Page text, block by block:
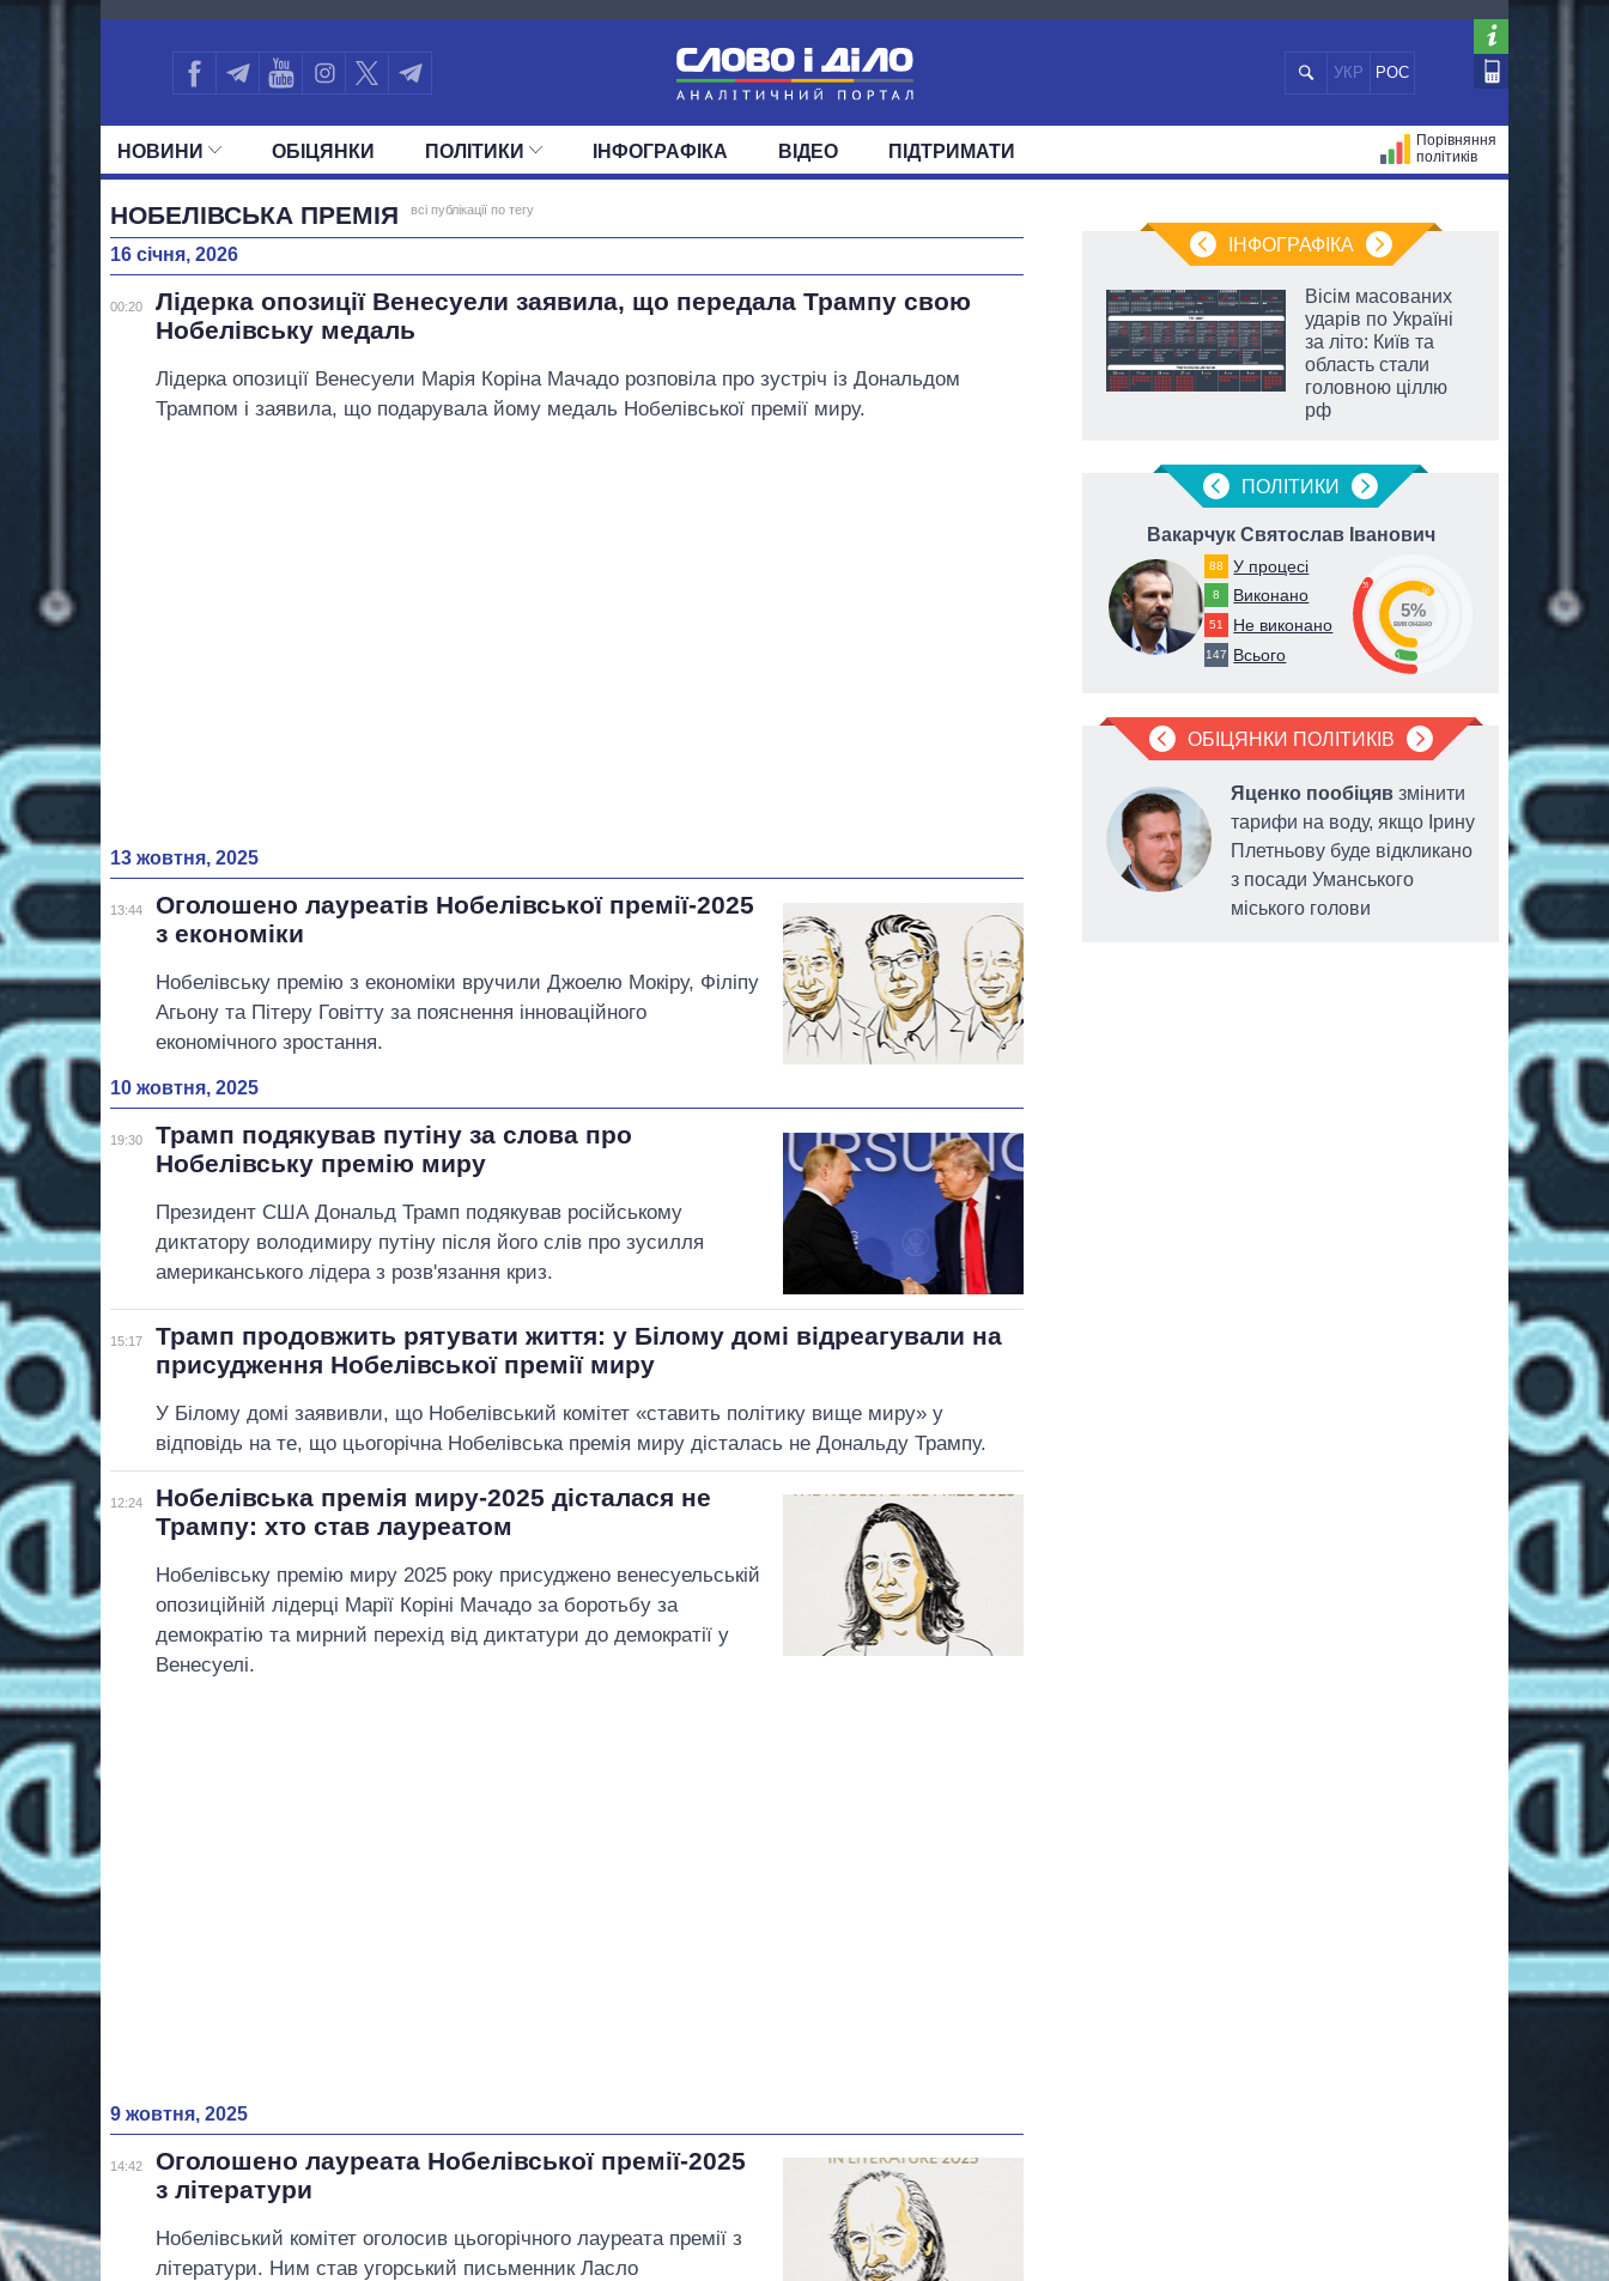
2413
УКР РОС
НОВИНИ ОБIЦЯНКИ ПОЛIТИКИ
УСІ ПОЛІТИКИ ПРЕЗИДЕНТ І ОФІС
ІНФОГРАФІКА ВІДЕО ПІДТРИМАТИ
Порівняння
політиків
НОБЕЛІВСЬКА ПРЕМІЯ всі публікації по тегу
16 січня, 2026
00:20
Лідерка опозиції Венесуели заявила, що передала Трампу свою
Нобелівську медаль
Лідерка опозиції Венесуели Марія Коріна Мачадо розповіла про зустріч із Дональдом
Трампом і заявила, що подарувала йому медаль Нобелівської премії миру.
13 жовтня, 2025
13:44
Оголошено лауреатів Нобелівської премії-2025
з економіки
Нобелівську премію з економіки вручили Джоелю Мокіру, Філіпу
Агьону та Пітеру Говітту за пояснення інноваційного
економічного зростання.
10 жовтня, 2025
19:30
Трамп подякував путіну за слова про
Нобелівську премію миру
Президент США Дональд Трамп подякував російському
диктатору володимиру путіну після його слів про зусилля
американського лідера з розв'язання криз.
15:17
Трамп продовжить рятувати життя: у Білому домі відреагували на
присудження Нобелівської премії миру
У Білому домі заявивли, що Нобелівський комітет «ставить політику вище миру» у
відповідь на те, що цьогорічна Нобелівська премія миру дісталась не Дональду Трампу.
12:24
Нобелівська премія миру-2025 дісталася не
Трампу: хто став лауреатом
Нобелівську премію миру 2025 року присуджено венесуельській
опозиційній лідерці Марії Коріні Мачадо за боротьбу за
демократію та мирний перехід від диктатури до демократії у
Венесуелі.
9 жовтня, 2025
14:42
Оголошено лауреата Нобелівської премії-2025
з літератури
Нобелівський комітет оголосив цьогорічного лауреата премії з
літератури. Ним став угорський письменник Ласло
ІНФОГРАФІКА
Як змінився
бюджет
років війни з
Вісім масованих
ударів по Україні
за літо: Київ та
область стали
головною ціллю
рф
ПОЛIТИКИ
Вакарчук Святослав Іванович
88 У процесі
8 Виконано
51 Не виконано
147 Всього
35
5
60
5%
виконано
ОБІЦЯНКИ ПОЛІТИКІВ
Одеси та експорту зерна
на розгляд комітету
Яценко пообіцяв змінити
тарифи на воду, якщо Ірину
Плетньову буде відкликано
з посади Уманського
міського голови